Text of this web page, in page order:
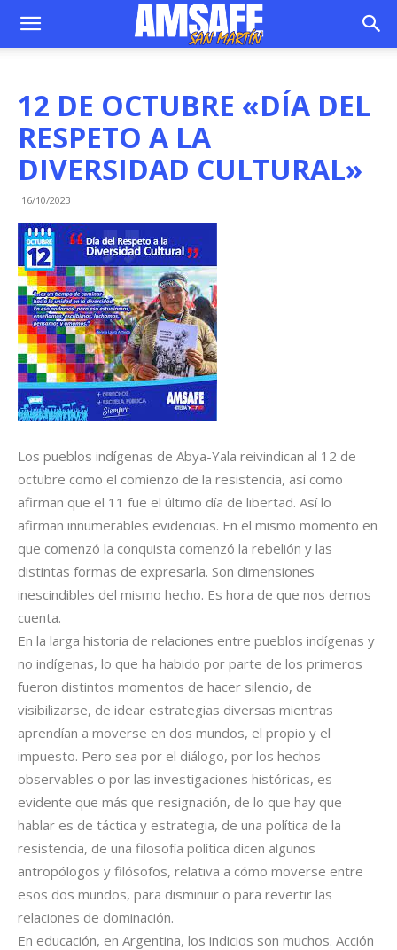
12 DE OCTUBRE «DÍA DEL
RESPETO A LA
DIVERSIDAD CULTURAL»
16/10/2023
Los pueblos indígenas de Abya-Yala reivindican al 12 de
octubre como el comienzo de la resistencia, así como
afirman que el 11 fue el último día de libertad. Así lo
afirman innumerables evidencias. En el mismo momento en
que comenzó la conquista comenzó la rebelión y las
distintas formas de expresarla. Son dimensiones
inescindibles del mismo hecho. Es hora de que nos demos
cuenta.
En la larga historia de relaciones entre pueblos indígenas y
no indígenas, lo que ha habido por parte de los primeros
fueron distintos momentos de hacer silencio, de
visibilizarse, de idear estrategias diversas mientras
aprendían a moverse en dos mundos, el propio y el
impuesto. Pero sea por el diálogo, por los hechos
observables o por las investigaciones históricas, es
evidente que más que resignación, de lo que hay que
hablar es de táctica y estrategia, de una política de la
resistencia, de una filosofía política dicen algunos
antropólogos y filósofos, relativa a cómo moverse entre
esos dos mundos, para disminuir o para revertir las
relaciones de dominación.
En educación, en Argentina, los indicios son muchos. Acción